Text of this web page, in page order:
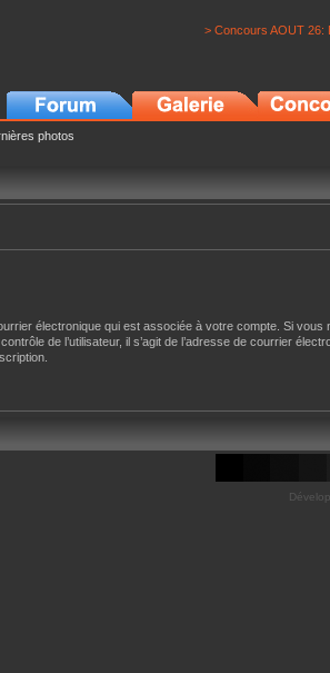
> Concours AOUT 26:
photos
électronique qui est associée à votre compte. Si vous
de l’utilisateur, il s’agit de l’adresse de courrier